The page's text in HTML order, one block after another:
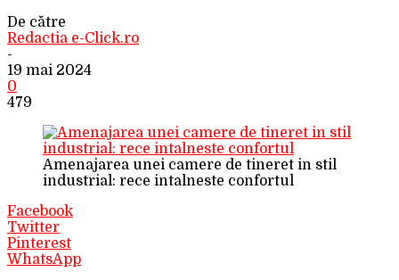
De către
Redactia e-Click.ro
-
19 mai 2024
0
479
Amenajarea unei camere de tineret in stil
industrial: rece intalneste confortul
Facebook
Twitter
Pinterest
WhatsApp